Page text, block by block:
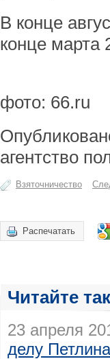
В конце
конце марта
фото: 66.ru
агентство
Взяточничество
Распечатать
Читайте
23 апреля
делу Петлина